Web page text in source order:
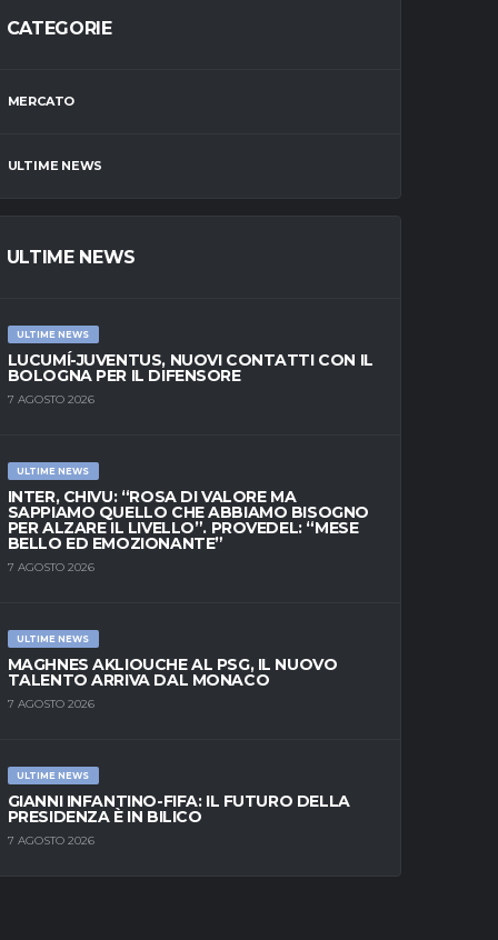
CATEGORIE
MERCATO
ULTIME NEWS
ULTIME NEWS
ULTIME NEWS
LUCUMÍ-JUVENTUS, NUOVI CONTATTI CON IL
BOLOGNA PER IL DIFENSORE
7 AGOSTO 2026
ULTIME NEWS
INTER, CHIVU: “ROSA DI VALORE MA
SAPPIAMO QUELLO CHE ABBIAMO BISOGNO
PER ALZARE IL LIVELLO”. PROVEDEL: “MESE
BELLO ED EMOZIONANTE”
7 AGOSTO 2026
ULTIME NEWS
MAGHNES AKLIOUCHE AL PSG, IL NUOVO
TALENTO ARRIVA DAL MONACO
7 AGOSTO 2026
ULTIME NEWS
GIANNI INFANTINO-FIFA: IL FUTURO DELLA
PRESIDENZA È IN BILICO
7 AGOSTO 2026